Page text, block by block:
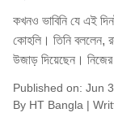
কখনও ভাবিনি যে এই
কোহলি। তিনি বললেন,
উজাড় দিয়েছেন। নিজের
Published on: Jun
By HT Bangla |